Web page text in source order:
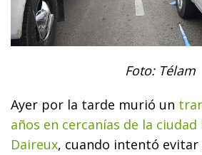
Foto: Télam
Ayer por la tarde murió un
años en cercanías de la
Daireux, cuando intentó